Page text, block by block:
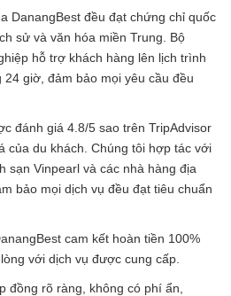
DanangBest đều đạt chứng chỉ quốc
sử và văn hóa miền Trung. Bộ
hỗ trợ khách hàng lên lịch trình
giờ, đảm bảo mọi yêu cầu đều
đánh giá 4.8/5 sao trên TripAdvisor
của du khách. Chúng tôi hợp tác với
sạn Vinpearl và các nhà hàng địa
bảo mọi dịch vụ đều đạt tiêu chuẩn
cam kết hoàn tiền 100%
với dịch vụ được cung cấp.
đồng rõ ràng, không có phí ẩn,